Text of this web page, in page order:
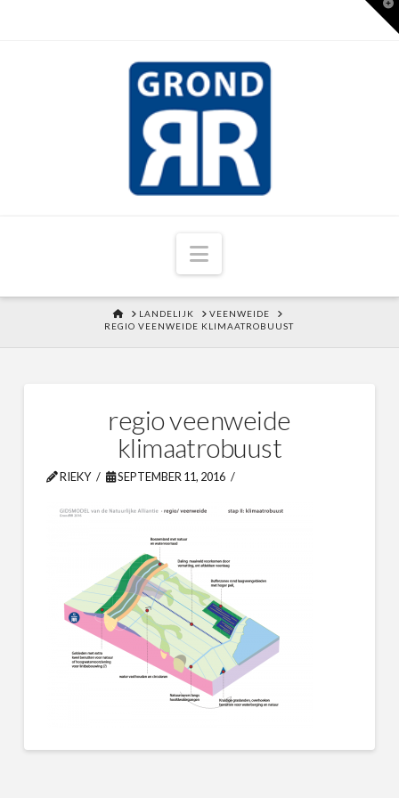
Navigation
HOMELANDELIJK
VEENWEIDE
REGIO VEENWEIDE KLIMAATROBUUST
regio veenweide
klimaatrobuust
RIEKY SEPTEMBER 11, 2016